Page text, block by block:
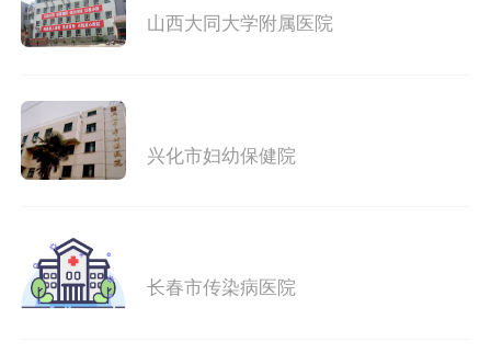
山西大同大学附属医院
兴化市妇幼保健院
长春市传染病医院